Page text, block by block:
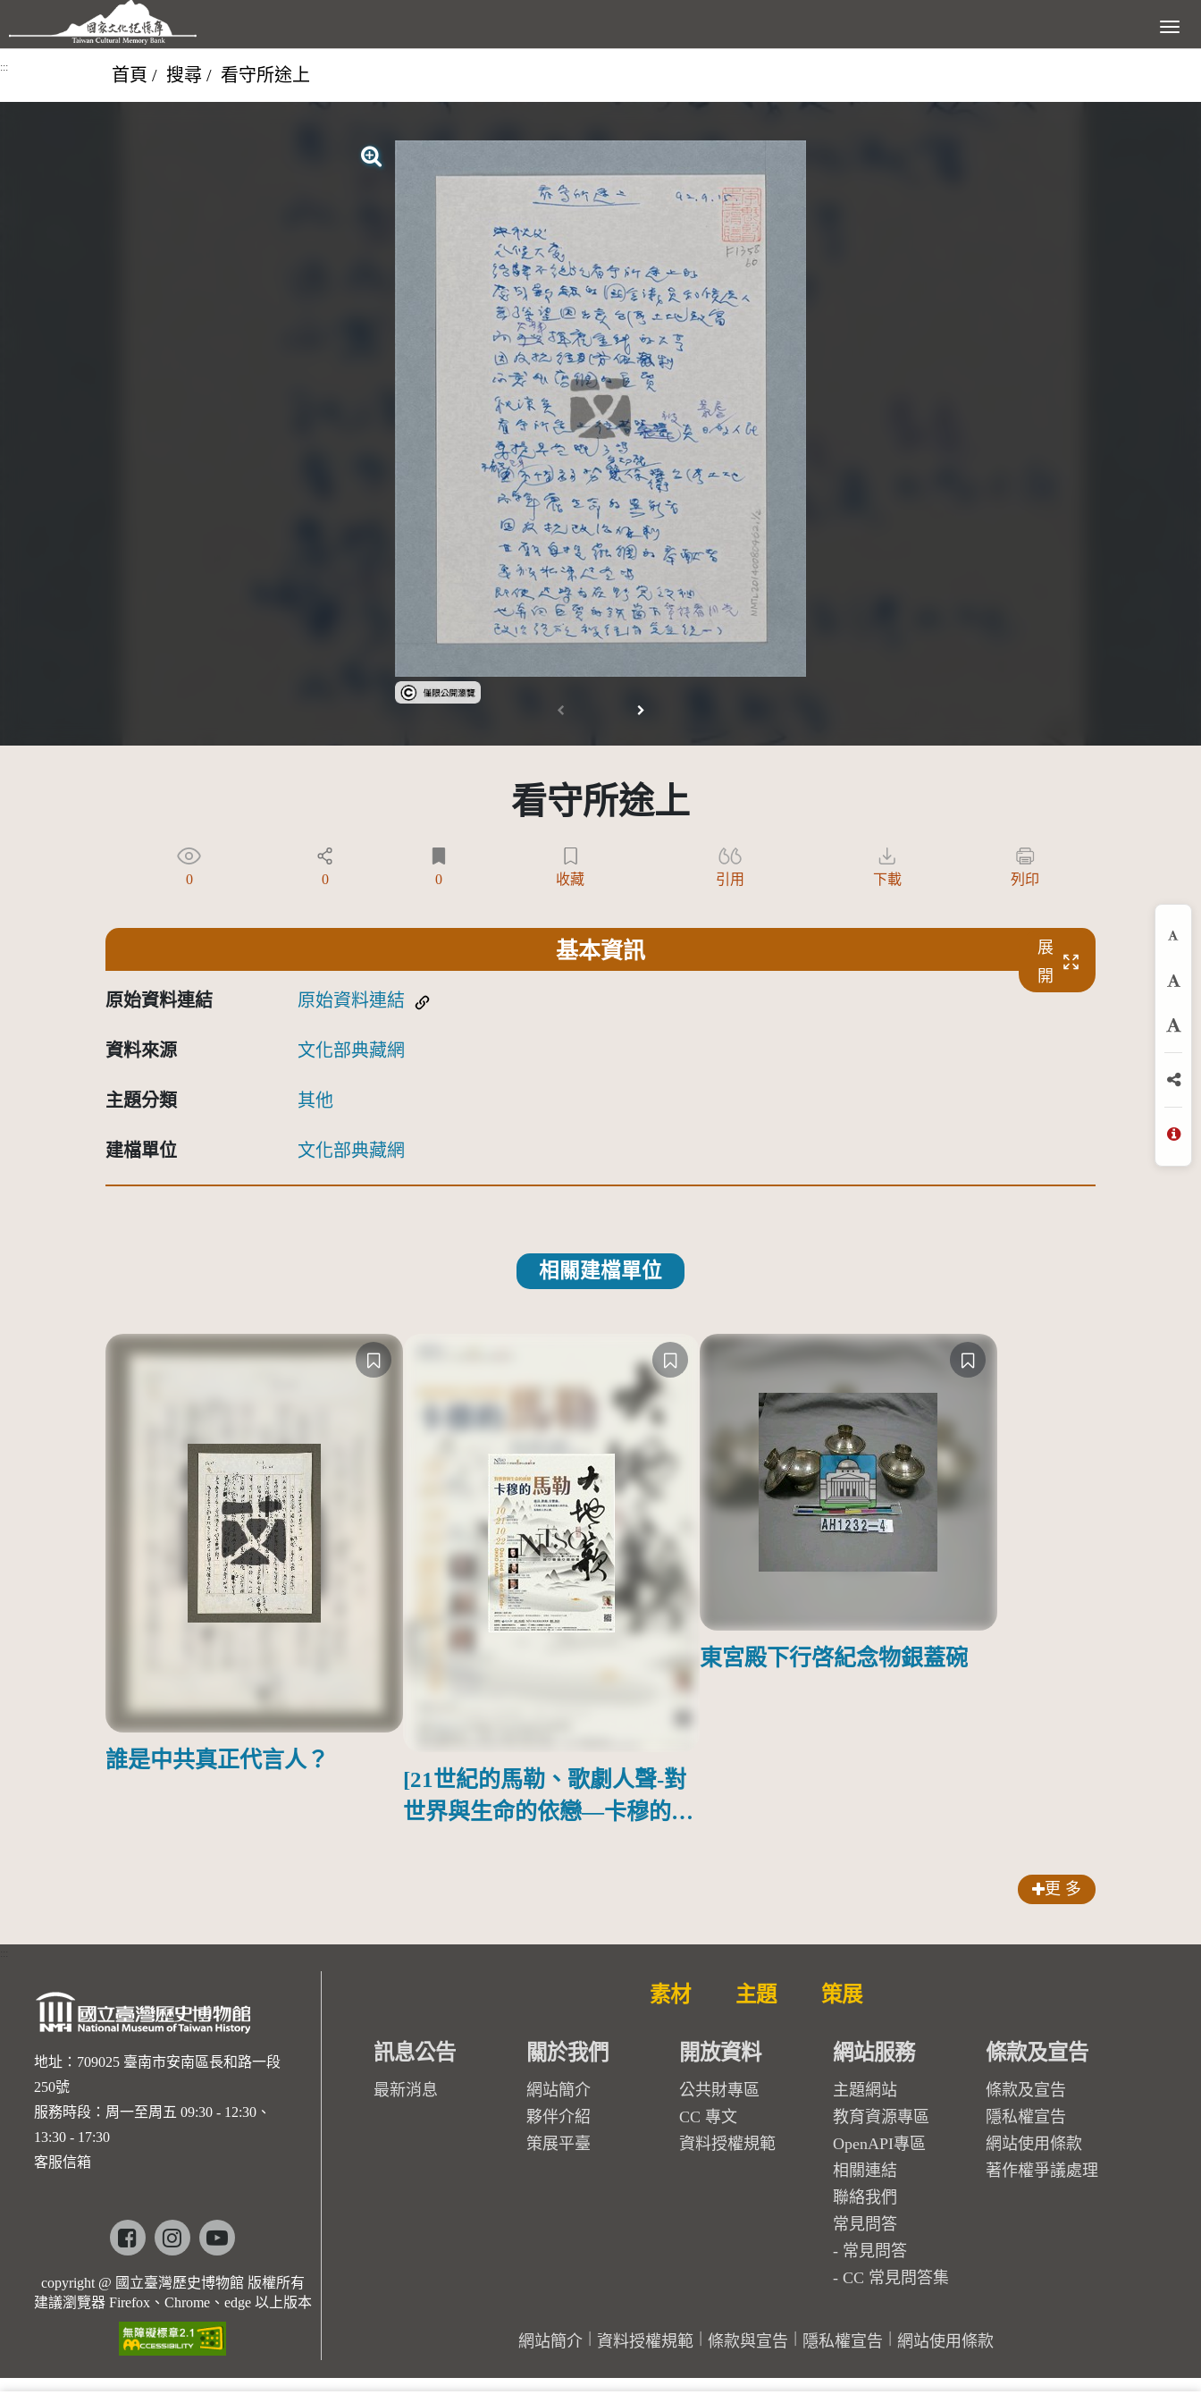
跳到主要內容區塊 展開選
::: 首頁 搜尋 看守所途上
受著作權法保護-僅限於本平台有限度公開瀏覽
看守所途上
0 0 0 收藏 引用 下載 列印
基本資訊
展
開
原始資料連結 原始資料連結
資料來源 文化部典藏網
主題分類 其他
建檔單位 文化部典藏網
相關建檔單位
誰是中共真正代言人？
[21世紀的馬勒、歌劇人聲-對
世界與生命的依戀—卡穆的馬
東宮殿下行啓紀念物銀蓋碗
更 多
放
分
地址：709025 臺南市安南區長和路一段
250號
服務時段：周一至周五 09:30 - 12:30、
13:30 - 17:30
客服信箱
Facebookinstagramyoutube
copyright @ 國立臺灣歷史博物館 版權所有
建議瀏覽器 Firefox、Chrome、edge 以上版本
素材 主題 策展
訊息公告
最新消息
關於我們
網站簡介
夥伴介紹
策展平臺
開放資料
公共財專區
CC 專文
資料授權規範
網站服務
主題網站
教育資源專區
OpenAPI專區
相關連結
聯絡我們
常見問答
常見問答
CC 常見問答集
條款及宣告
條款及宣告
隱私權宣告
網站使用條款
著作權爭議處理
網站簡介 資料授權規範 條款與宣告 隱私權宣告 網站使用條款